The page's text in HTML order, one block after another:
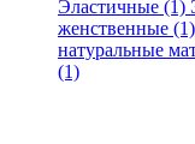
Эластичные (1)
женственные (1)
натуральные
(1)